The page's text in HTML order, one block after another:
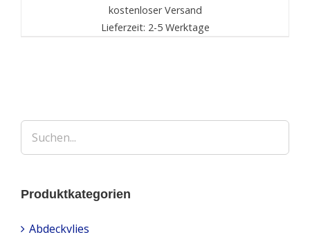
kostenloser Versand
Lieferzeit: 2-5 Werktage
Produktkategorien
Abdeckvlies